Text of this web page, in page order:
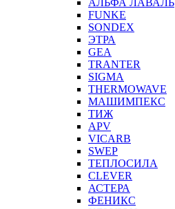
АЛЬФА ЛАВАЛЬ
FUNKE
SONDEX
ЭТРА
GEA
TRANTER
SIGMA
THERMOWAVE
МАШИМПЕКС
ТИЖ
APV
VICARB
SWEP
ТЕПЛОСИЛА
CLEVER
АСТЕРА
ФЕНИКС